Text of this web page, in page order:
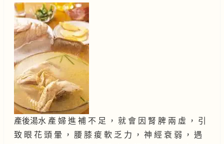
產後湯水 產 婦 進 補 不 足 ， 就 會 因 腎 脾 兩 虛 ， 引
致 眼 花 頭 暈 ， 腰 膝 痠 軟 乏 力 ， 神 經 衰 弱 ， 遇